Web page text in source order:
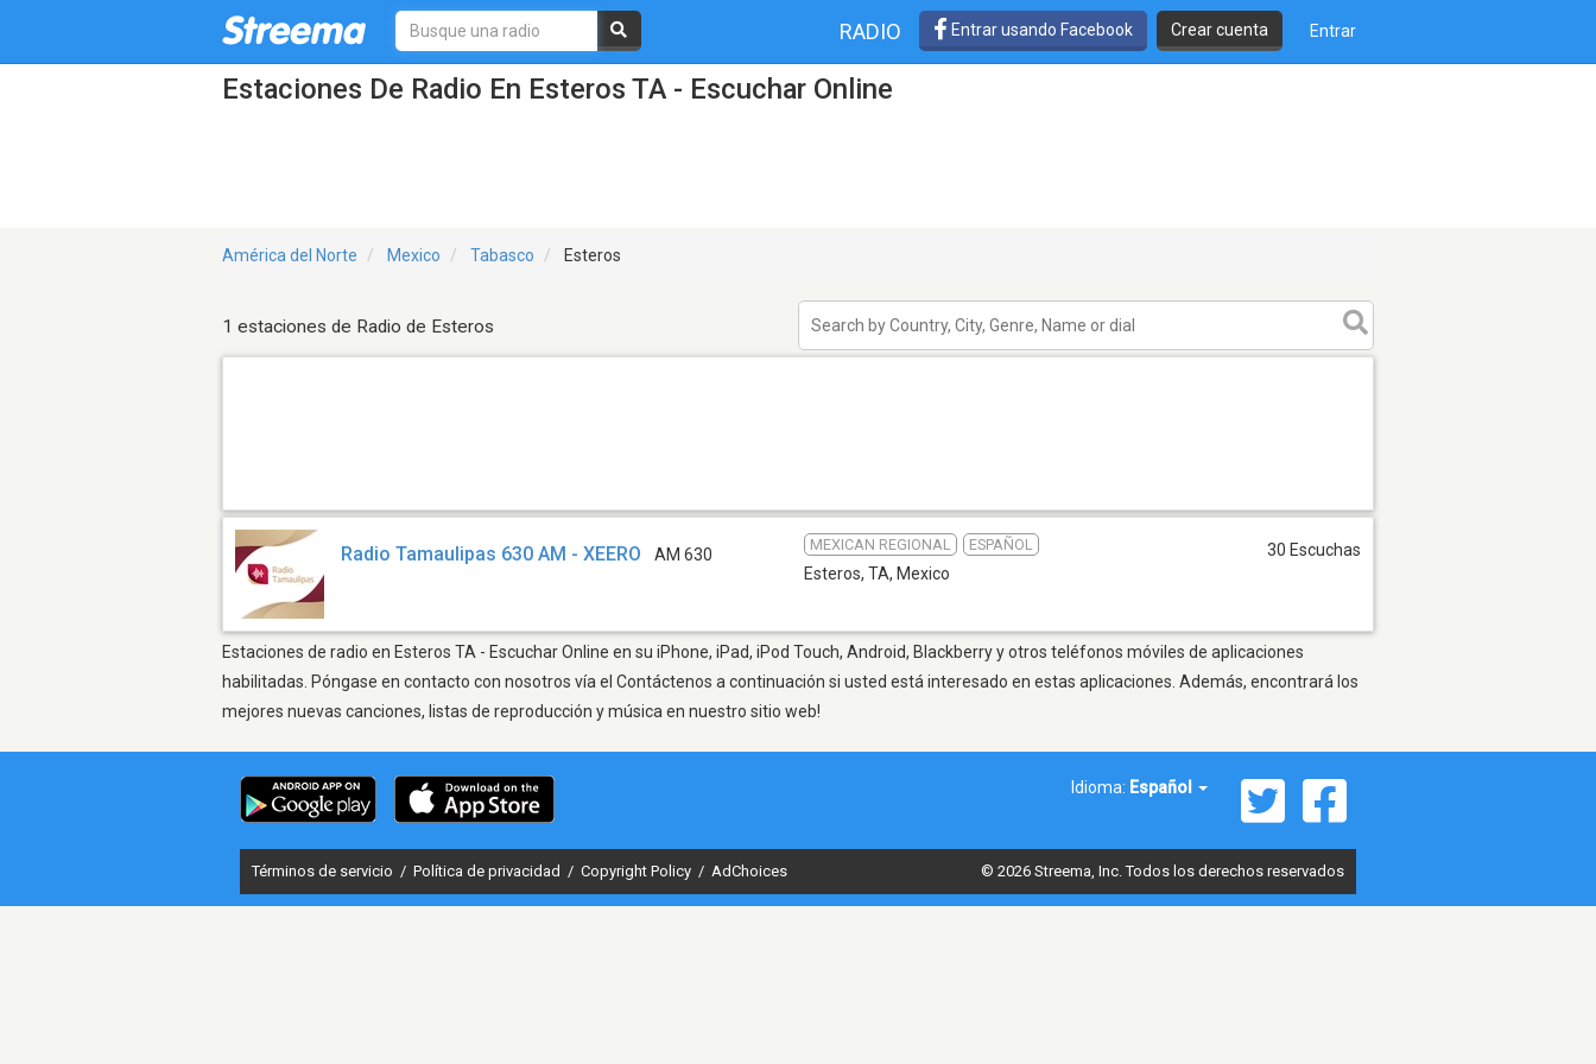
RADIO Entrar usando Facebook Crear cuenta Entrar
Estaciones De Radio En Esteros TA - Escuchar Online
América del Norte Mexico Tabasco Esteros
1 estaciones de Radio de Esteros
Radio Tamaulipas 630 AM - XEERO AM 630
MEXICAN REGIONAL ESPAÑOL
Esteros, TA, Mexico
30 Escuchas
Estaciones de radio en Esteros TA - Escuchar Online en su iPhone, iPad, iPod Touch, Android, Blackberry y otros teléfonos móviles de aplicaciones
habilitadas. Póngase en contacto con nosotros vía el Contáctenos a continuación si usted está interesado en estas aplicaciones. Además, encontrará los
mejores nuevas canciones, listas de reproducción y música en nuestro sitio web!
Idioma: Español
Términos de servicio / Política de privacidad / Copyright Policy / AdChoices © 2026 Streema, Inc. Todos los derechos reservados